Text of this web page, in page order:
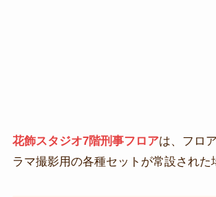
花飾スタジオ7階刑事フロアは、フロ
ラマ撮影用の各種セットが常設された